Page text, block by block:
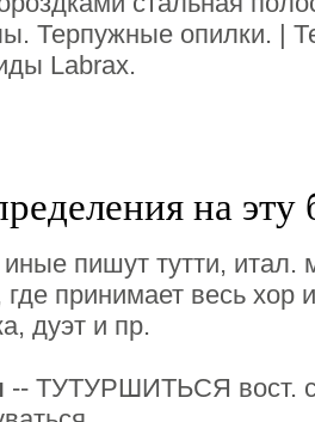
Терпужные опилки. |
Labrax.
на эту
пишут тутти, итал.
где принимает весь хор
дуэт и пр.
-- ТУТУРШИТЬСЯ вост.